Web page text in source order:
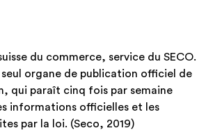
du commerce, service du SECO.
seul organe de publication officiel de
qui paraît cinq fois par semaine
informations officielles et les
par la loi. (Seco, 2019)